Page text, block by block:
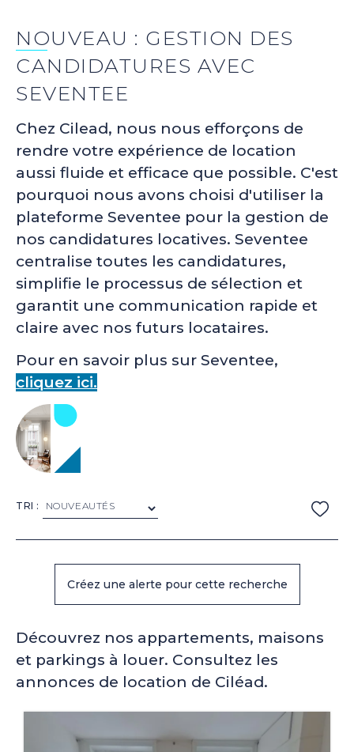
NOUVEAU : GESTION DES
CANDIDATURES AVEC
SEVENTEE
Chez Cilead, nous nous efforçons de
rendre votre expérience de location
aussi fluide et efficace que possible. C'est
pourquoi nous avons choisi d'utiliser la
plateforme Seventee pour la gestion de
nos candidatures locatives. Seventee
centralise toutes les candidatures,
simplifie le processus de sélection et
garantit une communication rapide et
claire avec nos futurs locataires.
Pour en savoir plus sur Seventee,
cliquez ici.
TRI :
Découvrez nos appartements, maisons
et parkings à louer. Consultez les
annonces de location de Ciléad.